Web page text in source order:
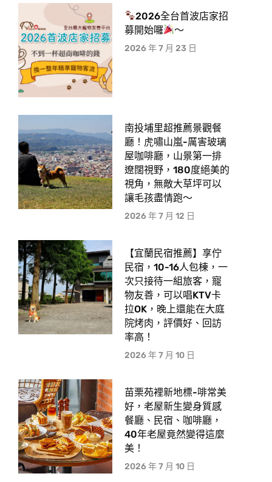
2026全台首波店家招
募開始囉
～
2026 年 7 月 23 日
南投埔里超推薦景觀餐
廳！虎嘯山嵐-厲害玻璃
屋咖啡廳，山景第一排
遼闊視野，180度絕美的
視角，無敵大草坪可以
讓毛孩盡情跑〜
2026 年 7 月 12 日
【宜蘭民宿推薦】享佇
民宿，10-16人包棟，一
次只接待一組旅客，寵
物友善，可以唱KTV卡
拉OK，晚上還能在大庭
院烤肉，評價好、回訪
率高！
2026 年 7 月 10 日
苗栗苑裡新地標-啡常美
好，老屋新生變身質感
餐廳、民宿、咖啡廳，
40年老屋竟然變得這麼
美！
2026 年 7 月 10 日